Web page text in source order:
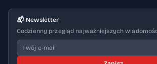
📬 Newsletter
Codzienny przegląd najważniejszych